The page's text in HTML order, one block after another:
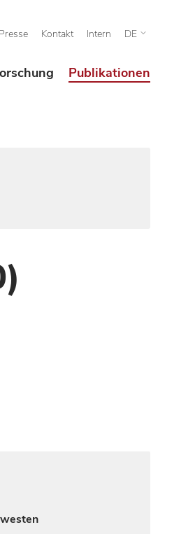
Presse Kontakt Intern DE
Publikationen